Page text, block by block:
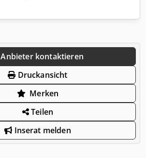
Anbieter kontaktieren
Druckansicht
Merken
Teilen
Inserat melden